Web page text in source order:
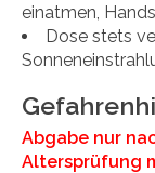
einatmen,
Dose stets
Abgabe nur
Altersprüfung